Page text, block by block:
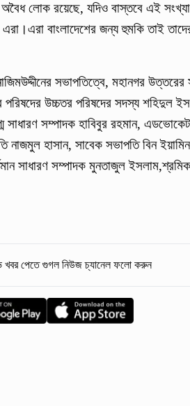
অবৈধ লোক রয়েছে, যদিও বাস্তবে এই
বাংলাদেশের জন্য হুমকি তাই
সভাপতিত্বে, মহানগর
পরিষদের উচ্চতর পরিষদের সদস্য শহিদুল
সাধারণ সম্পাদক হাবিবুর রহমান,
হাসান, সাবেক সভাপতি বিন
সাধারণ সম্পাদক মুনতাজুল
খবর পেতে গুগল নিউজ চ্যানেল ফলো করুন